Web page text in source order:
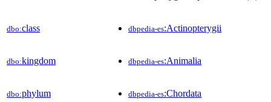
dbo:class dbpedia-es:Actinopterygii
dbo:kingdom dbpedia-es:Animalia
dbo:phylum dbpedia-es:Chordata